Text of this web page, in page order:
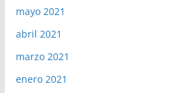
mayo 2021
abril 2021
marzo 2021
enero 2021